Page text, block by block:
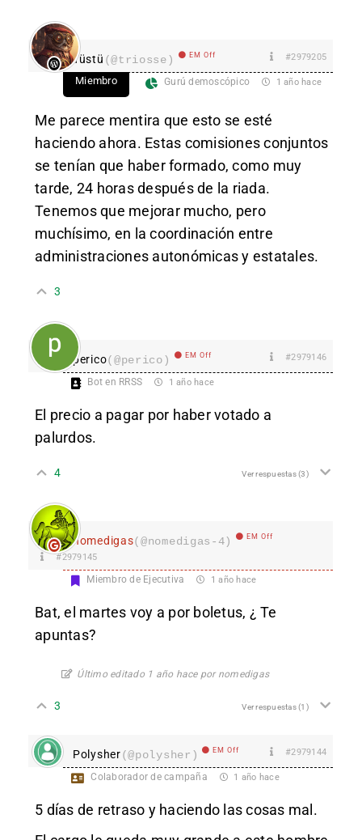
Tüstü (@triosse) EM Off #2979205
Miembro Gurú demoscópico 1 año hace
Me parece mentira que esto se esté
haciendo ahora. Estas comisiones conjuntos
se tenían que haber formado, como muy
tarde, 24 horas después de la riada.
Tenemos que mejorar mucho, pero
muchísimo, en la coordinación entre
administraciones autonómicas y estatales.
3
perico(@perico) EM Off #2979146
Bot en RRSS 1 año hace
El precio a pagar por haber votado a
palurdos.
4 Ver respuestas(3)
nomedigas(@nomedigas-4) EM Off
#2979145
Miembro de Ejecutiva 1 año hace
Bat, el martes voy a por boletus, ¿ Te
apuntas?
Último editado 1 año hace por nomedigas
3 Ver respuestas(1)
Polysher(@polysher) EM Off #2979144
Colaborador de campaña 1 año hace
5 días de retraso y haciendo las cosas mal.